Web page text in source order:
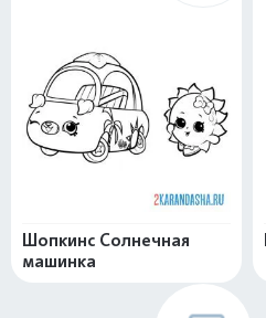
Шопкинс Солнечная
машинка